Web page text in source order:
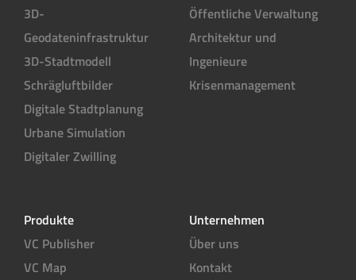
3D-
Geodateninfrastruktur
3D-Stadtmodell
Schrägluftbilder
Digitale Stadtplanung
Urbane Simulation
Digitaler Zwilling
Öffentliche Verwaltung
Architektur und
Ingenieure
Krisenmanagement
Produkte
VC Publisher
VC Map
Unternehmen
Über uns
Kontakt